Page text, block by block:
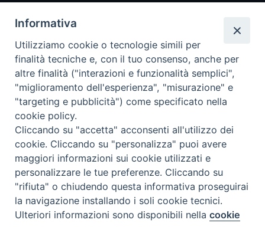
Arcidiocesi di Ravenna-Cervia
CONTATTI
Piazza Arcivescovado, 1 48121- Ravenna
tel 0544.541655
curia@diocesiravennacervia.it
Per segnalazioni tecniche e aggiornamenti:
webmaster@diocesiravennacervia.it
Preferenze Cookie
Informativa
Utilizziamo cookie o tecnologie simili per
finalità tecniche e, con il tuo consenso, anche per
altre finalità ("interazioni e funzionalità semplici",
"miglioramento dell'esperienza", "misurazione" e
"targeting e pubblicità") come specificato nella
cookie policy.
Cliccando su "accetta" acconsenti all'utilizzo dei
cookie. Cliccando su "personalizza" puoi avere
maggiori informazioni sui cookie utilizzati e
personalizzare le tue preferenze. Cliccando su
"rifiuta" o chiudendo questa informativa proseguirai
la navigazione installando i soli cookie tecnici.
Ulteriori informazioni sono disponibili nellacookie